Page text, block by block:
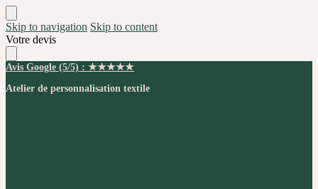
Skip to navigation Skip to content
Votre devis
Avis Google (5/5) : ★★★★★
Atelier de personnalisation textile